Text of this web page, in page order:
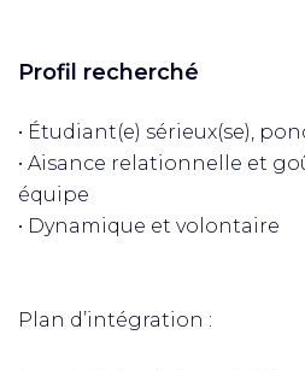
Profil recherché
• Étudiant(e) sérieux(se),
• Aisance relationnelle et
équipe
• Dynamique et volontaire
Plan d’intégration :